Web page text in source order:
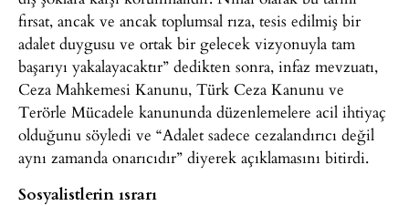
fırsat, ancak ve ancak toplumsal rıza, tesis edilmiş bir
adalet duygusu ve ortak bir gelecek vizyonuyla tam
başarıyı yakalayacaktır” dedikten sonra, infaz mevzuatı,
Ceza Mahkemesi Kanunu, Türk Ceza Kanunu ve
Terörle Mücadele kanununda düzenlemelere acil ihtiyaç
olduğunu söyledi ve “Adalet sadece cezalandırıcı değil
aynı zamanda onarıcıdır” diyerek açıklamasını bitirdi.
Sosyalistlerin ısrarı